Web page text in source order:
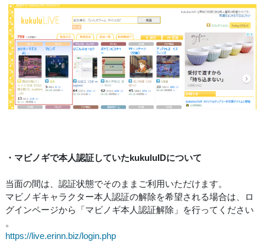
・マビノギで本人認証していたkukuluIDについて
当面の間は、認証状態でそのままご利用いただけます。
マビノギキャラクター本人認証の解除を希望される場合は、ロ
グインページから「マビノギ本人認証解除」を行ってください
。
https://live.erinn.biz/login.php